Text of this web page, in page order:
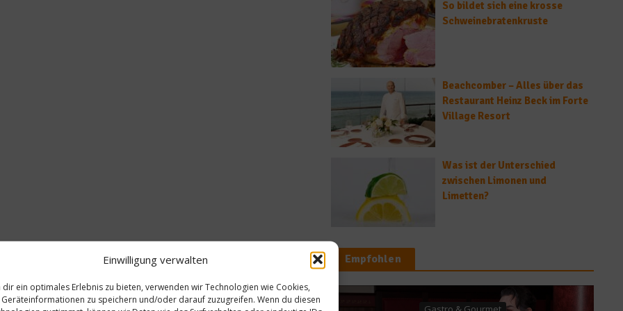
Einwilligung verwalten
dir ein optimales Erlebnis zu bieten, verwenden wir Technologien wie Cookies,
Geräteinformationen zu speichern und/oder darauf zuzugreifen. Wenn du diesen
So bildet sich eine krosse
Schweinebratenkruste
Beachcomber – Alles über das
Restaurant Heinz Beck im Forte
Village Resort
Was ist der Unterschied
zwischen Limonen und
Limetten?
Empfohlen